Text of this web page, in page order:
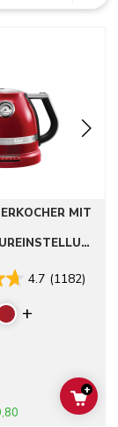
MIT
4.7 (1182)
Display
ADD
+